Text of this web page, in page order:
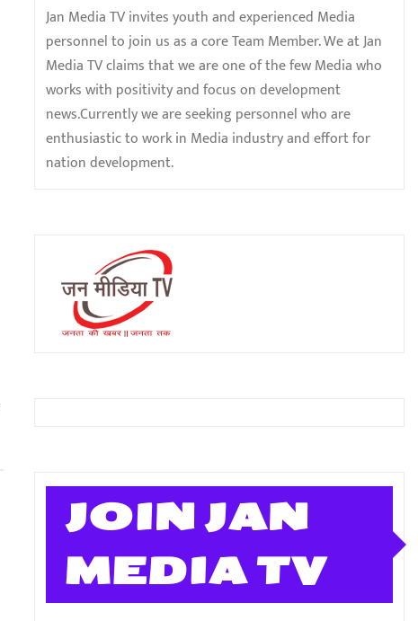
Jan Media TV invites youth and experienced Media
personnel to join us as a core Team Member. We at Jan
Media TV claims that we are one of the few Media who
works with positivity and focus on development
news.Currently we are seeking personnel who are
enthusiastic to work in Media industry and effort for
nation development.
JOIN JAN
MEDIA TV